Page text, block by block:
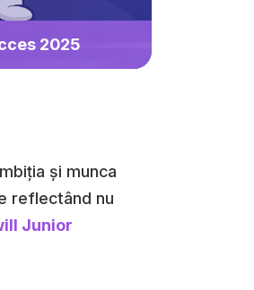
2025
și munca
reflectând nu
Junior